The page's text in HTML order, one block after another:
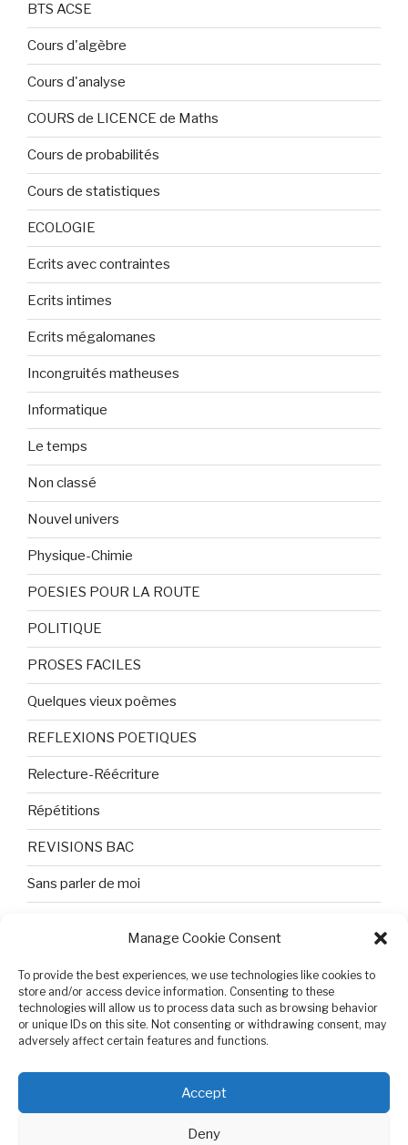
Manage Cookie Consent
To provide the best experiences, we use technologies like cookies to
store and/or access device information. Consenting to these
technologies will allow us to process data such as browsing behavior
or unique IDs on this site. Not consenting or withdrawing consent, may
adversely affect certain features and functions.
Accept
Deny
BTS ACSE
Cours d'algèbre
Cours d'analyse
COURS de LICENCE de Maths
Cours de probabilités
Cours de statistiques
ECOLOGIE
Ecrits avec contraintes
Ecrits intimes
Ecrits mégalomanes
Incongruités matheuses
Informatique
Le temps
Non classé
Nouvel univers
Physique-Chimie
POESIES POUR LA ROUTE
POLITIQUE
PROSES FACILES
Quelques vieux poèmes
REFLEXIONS POETIQUES
Relecture-Réécriture
Répétitions
REVISIONS BAC
Sans parler de moi
Tristesse et attente
Variable complexe